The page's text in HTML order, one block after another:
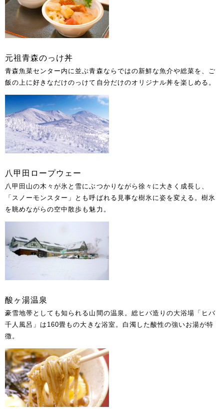
元祖青森のっけ丼
青森魚菜センター内に並ぶ青森ならではの新鮮な魚介や総菜を、ご
飯の上に好きなだけのっけて自分だけのオリジナル丼を楽しめる。
八甲田ロープウェー
八甲田山の木々が氷と雪にぶつかりながら徐々に大きく成長し、
「スノーモンスター」とも呼ばれる見事な樹氷に姿を変える。樹氷
を眺めながらの空中散歩も魅力。
酸ヶ湯温泉
豪雪地帯としても知られる山間の温泉。総ヒバ造りの大浴場「ヒバ
千人風呂」は160畳もの大きな浴室。白濁した酸性の強いお湯が特
徴。